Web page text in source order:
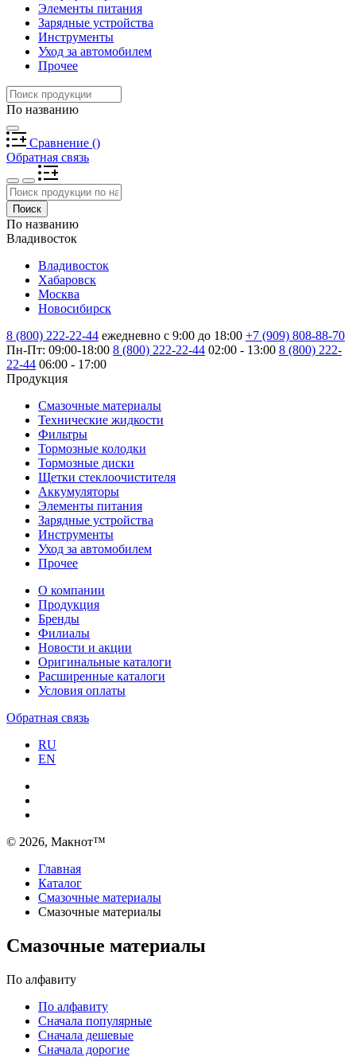
Элементы питания
Зарядные устройства
Инструменты
Уход за автомобилем
Прочее
По названию
Сравнение ()
Обратная связь
Поиск
По названию
Владивосток
Владивосток
Хабаровск
Москва
Новосибирск
8 (800) 222-22-44 ежедневно с 9:00 до 18:00 +7 (909) 808-88-70
Пн-Пт: 09:00-18:00 8 (800) 222-22-44 02:00 - 13:00 8 (800) 222-
22-44 06:00 - 17:00
Продукция
Смазочные материалы
Технические жидкости
Фильтры
Тормозные колодки
Тормозные диски
Щетки стеклоочистителя
Аккумуляторы
Элементы питания
Зарядные устройства
Инструменты
Уход за автомобилем
Прочее
О компании
Продукция
Бренды
Филиалы
Новости и акции
Оригинальные каталоги
Расширенные каталоги
Условия оплаты
Обратная связь
RU
EN
© 2026, Макнот™
Главная
Каталог
Смазочные материалы
Смазочные материалы
Смазочные материалы
По алфавиту
По алфавиту
Сначала популярные
Сначала дешевые
Сначала дорогие